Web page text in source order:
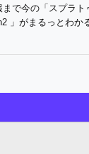
で今の「スプラト
」がまるっとわか